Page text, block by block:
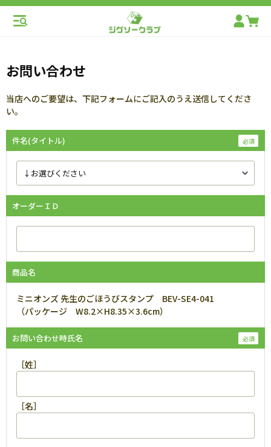
お問い合わせ
当店へのご要望は、下記フォームにご記入のうえ送信してくださ
い。
件名(タイトル)
オーダーＩＤ
商品名
ミニオンズ 先生のごほうびスタンプ BEV-SE4-041
（パッケージ W8.2×H8.35×3.6cm）
お問い合わせ時氏名
［姓］
［名］